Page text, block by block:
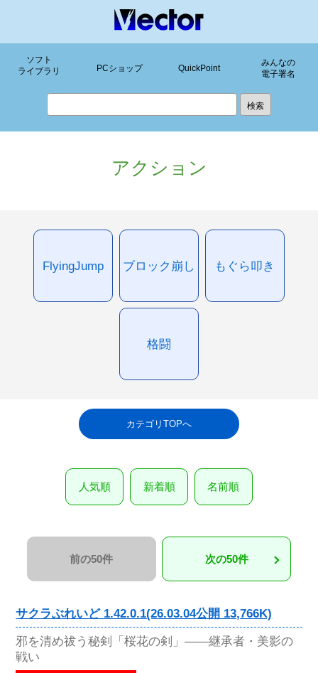
ソフト
ライブラリ
PCショップ QuickPoint
みんなの
電子署名
アクション
FlyingJump ブロック崩し もぐら叩き
格闘
カテゴリTOPへ
人気順 新着順 名前順
前の50件 次の50件
サクラぶれいど 1.42.0.1(26.03.04公開 13,766K)
邪を清め祓う秘剣「桜花の剣」――継承者・美影の
戦い